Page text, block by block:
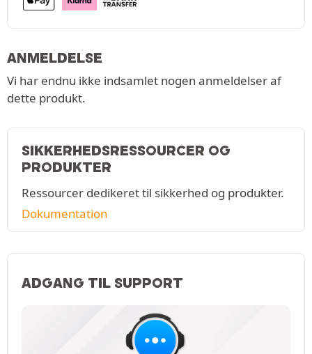
ANMELDELSE
Vi har endnu ikke indsamlet nogen anmeldelser af
dette produkt.
SIKKERHEDSRESSOURCER OG
PRODUKTER
Ressourcer dedikeret til sikkerhed og produkter.
Dokumentation
ADGANG TIL SUPPORT